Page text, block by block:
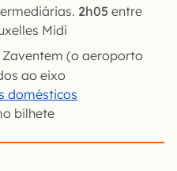
2h05 entre
Midi
Zaventem (o aeroporto
ao eixo
domésticos
bilhete